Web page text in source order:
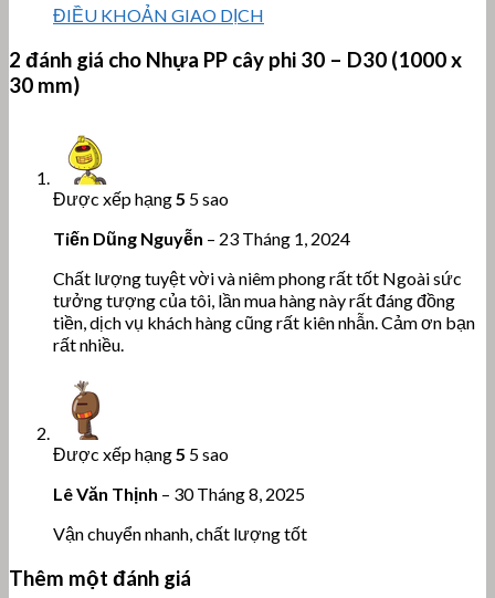
ĐIỀU KHOẢN GIAO DỊCH
2 đánh giá cho Nhựa PP cây phi 30 – D30 (1000 x
30 mm)
Được xếp hạng5 5 sao
Tiến Dũng Nguyễn – 23 Tháng 1, 2024
Chất lượng tuyệt vời và niêm phong rất tốt Ngoài sức
tưởng tượng của tôi, lần mua hàng này rất đáng đồng
tiền, dịch vụ khách hàng cũng rất kiên nhẫn. Cảm ơn bạn
rất nhiều.
Được xếp hạng5 5 sao
Lê Văn Thịnh – 30 Tháng 8, 2025
Vận chuyển nhanh, chất lượng tốt
Thêm một đánh giá